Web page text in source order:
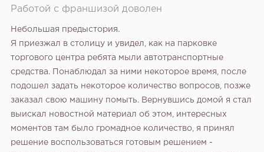
Работой с франшизой доволен
Небольшая предыстория.
Я приезжал в столицу и увидел, как на парковке
торгового центра ребята мыли автотранспортные
средства. Понаблюдал за ними некоторое время, после
подошел задать некоторое количество вопросов, позже
заказал свою машину помыть. Вернувшись домой я стал
выискал новостной материал об этом, интересных
моментов там было громадное количество, я принял
решение воспользоваться готовым решением -